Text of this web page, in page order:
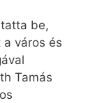
be,
város és
Tamás